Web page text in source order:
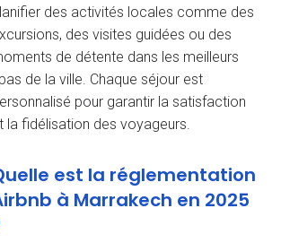
des activités locales comme des
des visites guidées ou des
de détente dans les meilleurs
de la ville. Chaque séjour est
pour garantir la satisfaction
la fidélisation des voyageurs.
est la réglementation
à Marrakech en 2025